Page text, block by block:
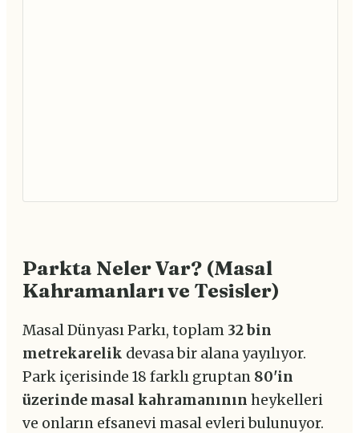
Parkta Neler Var? (Masal
Kahramanları ve Tesisler)
Masal Dünyası Parkı, toplam 32 bin
metrekarelik devasa bir alana yayılıyor.
Park içerisinde 18 farklı gruptan 80'in
üzerinde masal kahramanının heykelleri
ve onların efsanevi masal evleri bulunuyor.